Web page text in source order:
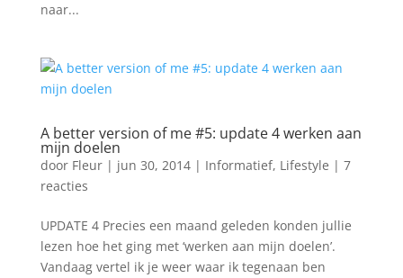
naar...
A better version of me #5: update 4 werken aan
mijn doelen
door Fleur| jun 30, 2014| Informatief, Lifestyle | 7
reacties
UPDATE 4 Precies een maand geleden konden jullie
lezen hoe het ging met ‘werken aan mijn doelen’.
Vandaag vertel ik je weer waar ik tegenaan ben